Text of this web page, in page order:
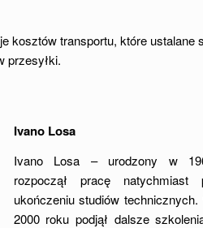
kosztów transportu, które ustalane
przesyłki.
Ivano Losa
Ivano Losa – urodzony w
rozpoczął pracę natychmiast
ukończeniu studiów technicznych.
2000 roku podjął dalsze